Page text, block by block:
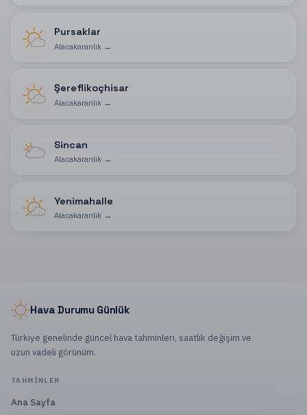
Pursaklar
Alacakaranlık→
Şereflikoçhisar
Alacakaranlık→
Sincan
Alacakaranlık→
Yenimahalle
Alacakaranlık→
Hava Durumu Günlük
Türkiye genelinde güncel hava tahminleri, saatlik değişim ve
uzun vadeli görünüm.
TAHMINLER
Ana Sayfa